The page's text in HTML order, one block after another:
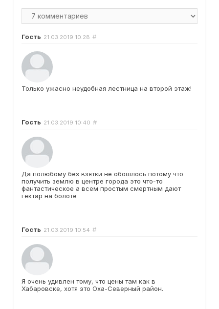
Гость 21.03.2019 10:28 #
Только ужасно неудобная лестница на второй этаж!
Гость 21.03.2019 10:40 #
Да полюбому без взятки не обошлось потому что
получить землю в центре города это что-то
фантастическое а всем простым смертным дают
гектар на болоте
Гость 21.03.2019 10:54 #
Я очень удивлен тому, что цены там как в
Хабаровске, хотя это Оха-Северный район.